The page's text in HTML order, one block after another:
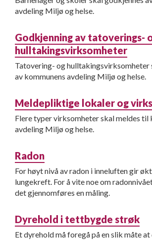
avdeling Miljø og helse.
Godkjenning av tatoverings-
hulltakingsvirksomheter
Tatovering- og hulltakingsvirksomheter
av kommunens avdeling Miljø og helse.
Meldepliktige lokaler og
Flere typer virksomheter skal meldes til
avdeling Miljø og helse.
Radon
For høyt nivå av radon i inneluften gir
lungekreft. For å vite noe om
det gjennomføres en måling.
Dyrehold i tettbygde strøk
Et dyrehold må foregå på en slik måte